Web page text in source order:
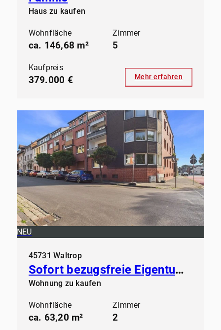
Haus zu kaufen
Wohnfläche
ca. 146,68 m²
Zimmer
5
Kaufpreis
379.000 € Mehr erfahren
NEU
45731 Waltrop
Sofort bezugsfreie Eigentumswohnung in der Großen-Geist in Waltrop
Wohnung zu kaufen
Wohnfläche
ca. 63,20 m²
Zimmer
2